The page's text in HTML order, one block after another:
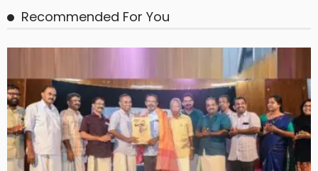
Recommended For You